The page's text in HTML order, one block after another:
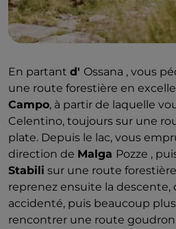
En partant d' Ossana , vous
une route forestière en
Campo, à partir de laquelle
Celentino, toujours sur une
plate. Depuis le lac, vous
direction de Malga Pozze ,
Stabili sur une route
reprenez ensuite la descente,
accidenté, puis beaucoup
rencontrer une route